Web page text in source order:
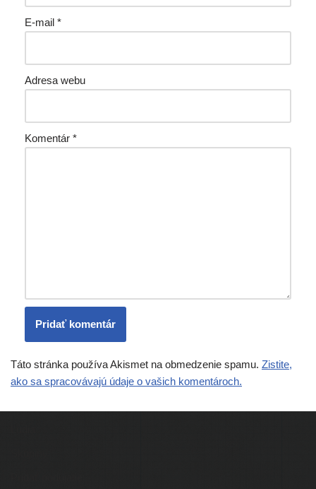
E-mail *
Adresa webu
Komentár *
Táto stránka používa Akismet na obmedzenie spamu. Zistite,
ako sa spracovávajú údaje o vašich komentároch.